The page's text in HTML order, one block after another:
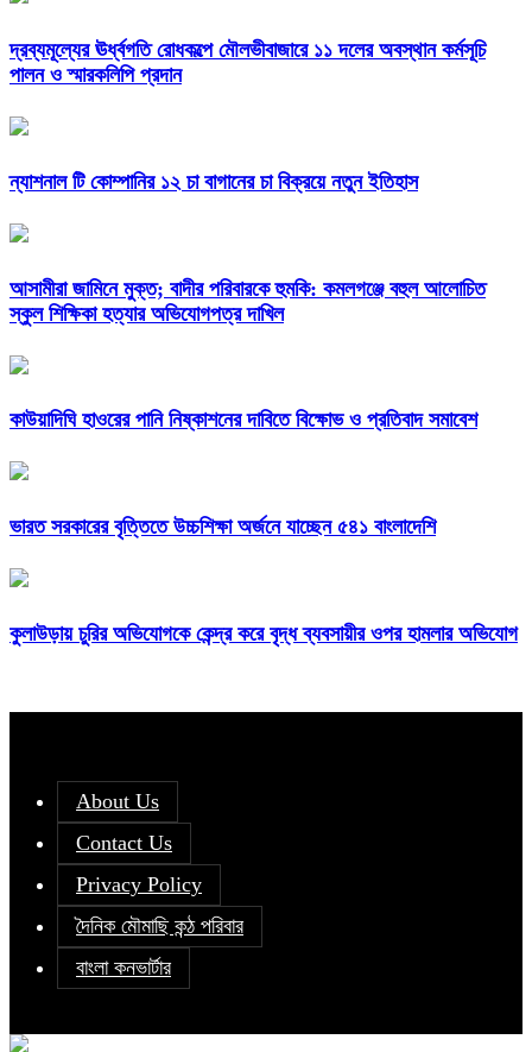
দ্রব্যমূল্যের ঊর্ধ্বগতি রোধকল্পে মৌলভীবাজারে ১১ দলের অবস্থান কর্মসূচি
পালন ও স্মারকলিপি প্রদান
ন্যাশনাল টি কোম্পানির ১২ চা বাগানের চা বিক্রয়ে নতুন ইতিহাস
আসামীরা জামিনে মুক্ত; বাদীর পরিবারকে হুমকি: কমলগঞ্জে বহুল আলোচিত
স্কুল শিক্ষিকা হত্যার অভিযোগপত্র দাখিল
কাউয়াদিঘি হাওরের পানি নিষ্কাশনের দাবিতে বিক্ষোভ ও প্রতিবাদ সমাবেশ
ভারত সরকারের বৃত্তিতে উচ্চশিক্ষা অর্জনে যাচ্ছেন ৫৪১ বাংলাদেশি
কুলাউড়ায় চুরির অভিযোগকে কেন্দ্র করে বৃদ্ধ ব্যবসায়ীর ওপর হামলার অভিযোগ
About Us
Contact Us
Privacy Policy
দৈনিক মৌমাছি কন্ঠ পরিবার
বাংলা কনভার্টার